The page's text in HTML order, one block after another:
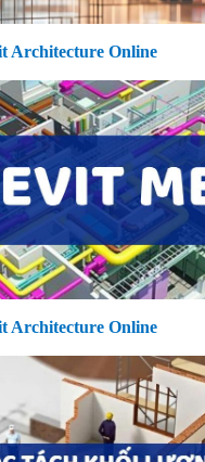
Architecture Online
Architecture Online